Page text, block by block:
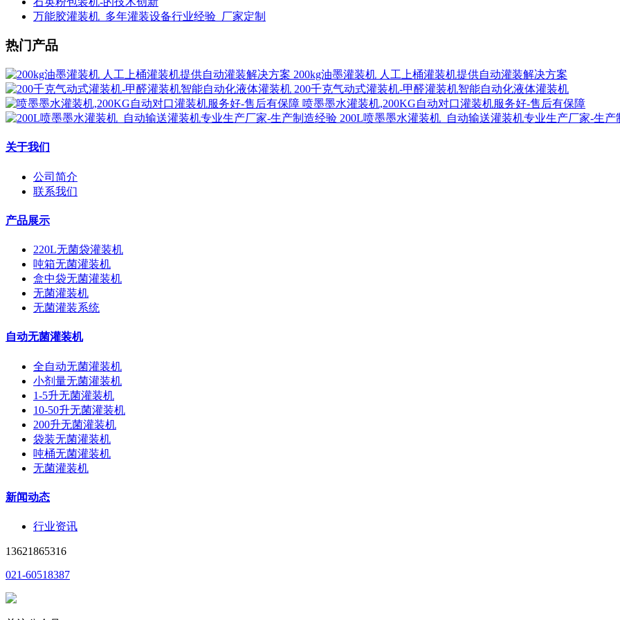
万能胶灌装机_多年灌装设备行业经验_厂家定制
热门产品
200kg油墨灌装机 人工上桶灌装机提供自动灌装解决方案
200千克气动式灌装机-甲醛灌装机智能自动化液体灌装机
喷墨墨水灌装机,200KG自动对口灌装机服务好-售后有保障
200L喷墨墨水灌装机_自动输送灌装机专业生产厂家-生产
关于我们
公司简介
联系我们
产品展示
220L无菌袋灌装机
吨箱无菌灌装机
盒中袋无菌灌装机
无菌灌装机
无菌灌装系统
自动无菌灌装机
全自动无菌灌装机
小剂量无菌灌装机
1-5升无菌灌装机
10-50升无菌灌装机
200升无菌灌装机
袋装无菌灌装机
吨桶无菌灌装机
无菌灌装机
新闻动态
行业资讯
13621865316
021-60518387